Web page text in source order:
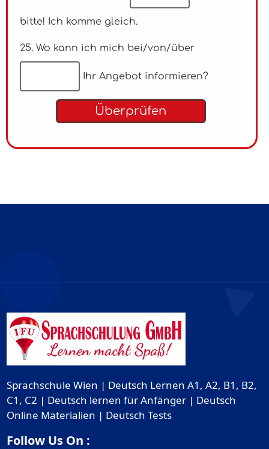
bitte! Ich komme gleich.
25. Wo kann ich mich bei/von/über
Ihr Angebot informieren?
Überprüfen
Sprachschule Wien | Deutsch Lernen A1, A2, B1, B2,
C1, C2 | Deutsch lernen für Anfänger | Deutsch
Online Materialien | Deutsch Tests
Follow Us On :